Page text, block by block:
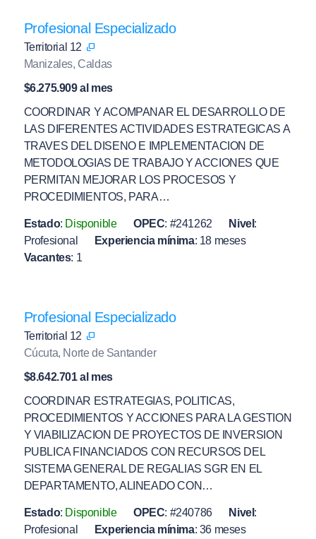
Profesional Especializado
Territorial 12
Manizales, Caldas
$6.275.909 al mes
COORDINAR Y ACOMPANAR EL DESARROLLO DE
LAS DIFERENTES ACTIVIDADES ESTRATEGICAS A
TRAVES DEL DISENO E IMPLEMENTACION DE
METODOLOGIAS DE TRABAJO Y ACCIONES QUE
PERMITAN MEJORAR LOS PROCESOS Y
PROCEDIMIENTOS, PARA…
Estado: Disponible OPEC: #241262 Nivel :
Profesional
Experiencia mínima: 18 meses
Vacantes: 1
Profesional Especializado
Territorial 12
Cúcuta, Norte de Santander
$8.642.701 al mes
COORDINAR ESTRATEGIAS, POLITICAS,
PROCEDIMIENTOS Y ACCIONES PARA LA GESTION
Y VIABILIZACION DE PROYECTOS DE INVERSION
PUBLICA FINANCIADOS CON RECURSOS DEL
SISTEMA GENERAL DE REGALIAS SGR EN EL
DEPARTAMENTO, ALINEADO CON…
Estado: Disponible OPEC: #240786 Nivel :
Profesional
Experiencia mínima: 36 meses